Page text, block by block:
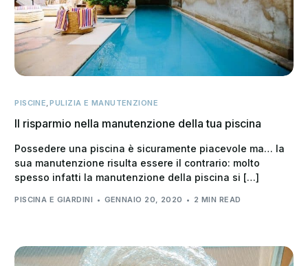
PISCINE,PULIZIA E MANUTENZIONE
Il risparmio nella manutenzione della tua piscina
Possedere una piscina è sicuramente piacevole ma… la
sua manutenzione risulta essere il contrario: molto
spesso infatti la manutenzione della piscina si […]
PISCINA E GIARDINI GENNAIO 20, 2020 2 MIN READ